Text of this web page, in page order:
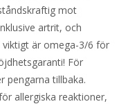
mot
artrit, och
är omega-3/6 för
För
pengarna tillbaka.
allergiska reaktioner,